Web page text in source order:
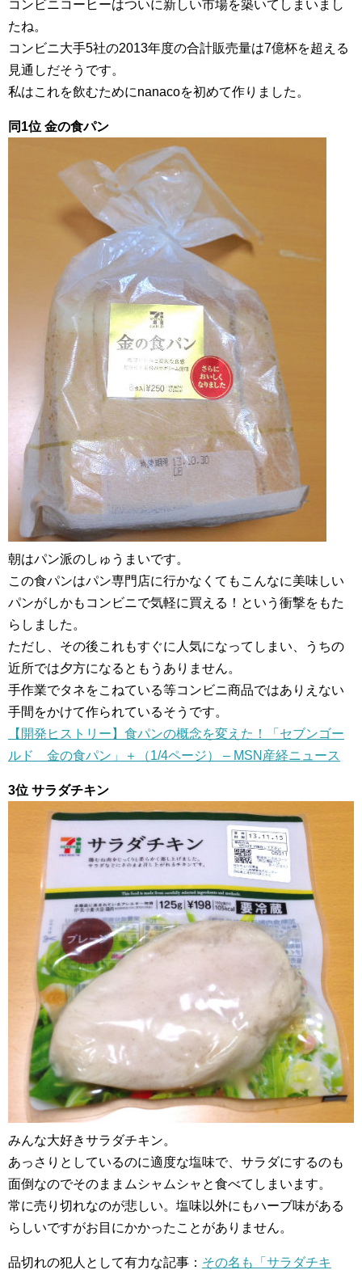
コンビニコーヒーはついに新しい市場を築いてしまいまし
たね。
コンビニ大手5社の2013年度の合計販売量は7億杯を超える
見通しだそうです。
私はこれを飲むためにnanacoを初めて作りました。
同1位 金の食パン
朝はパン派のしゅうまいです。
この食パンはパン専門店に行かなくてもこんなに美味しい
パンがしかもコンビニで気軽に買える！という衝撃をもた
らしました。
ただし、その後これもすぐに人気になってしまい、うちの
近所では夕方になるともうありません。
手作業でタネをこねている等コンビニ商品ではありえない
手間をかけて作られているそうです。
【開発ヒストリー】食パンの概念を変えた！「セブンゴー
ルド 金の食パン」＋（1/4ページ） – MSN産経ニュース
3位 サラダチキン
みんな大好きサラダチキン。
あっさりとしているのに適度な塩味で、サラダにするのも
面倒なのでそのままムシャムシャと食べてしまいます。
常に売り切れなのが悲しい。塩味以外にもハーブ味がある
らしいですがお目にかかったことがありません。
品切れの犯人として有力な記事： その名も「サラダチキ